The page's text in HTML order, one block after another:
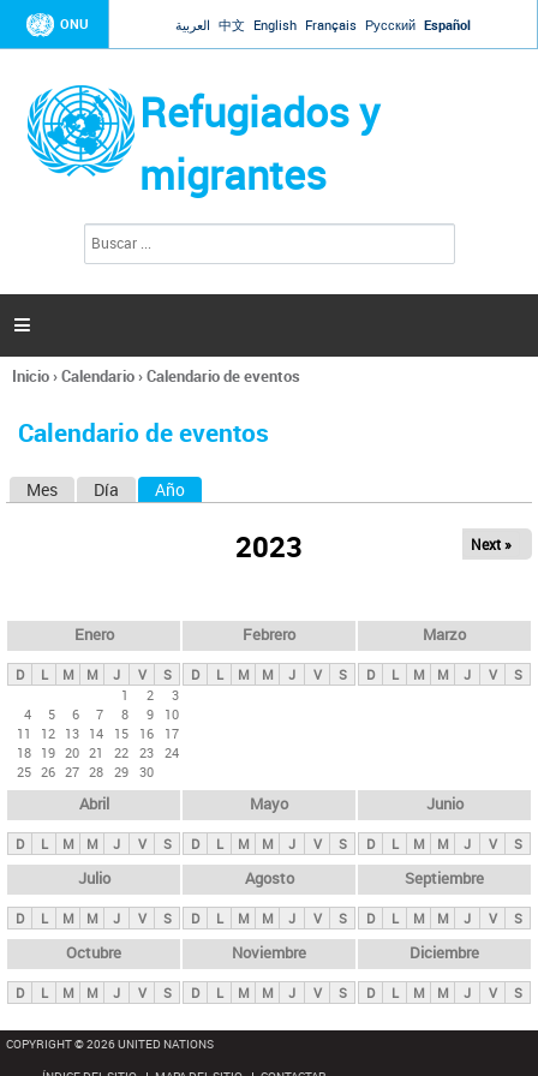
Jump to navigation
ONU العربية 中文 English Français Русский Español
Refugiados y
migrantes
l
d
s

Se
usted
Inicio›Calendario›Calendario de eventos
Calendario de eventos
s
p
n
i
p
a
l
s
Mes Día Año
2023 Next »
Enero
D L M M J V
S
1
2
3
4
5 6 7 8 9
10
11
12 13 14 15 16
17
18 19 20 21 22 23 24
25 26 27 28 29 30
Febrero
D L M M J V S
Marzo
D L M M J V S
Abril
D L M M J V S
Mayo
D L M M J V S
Junio
D L M M J V S
Julio
D L M M J V S
Agosto
D L M M J V S
Septiembre
D L M M J V S
Octubre
D L M M J V S
Noviembre
D L M M J V S
Diciembre
D L M M J V S
COPYRIGHT © 2026 UNITED NATIONS